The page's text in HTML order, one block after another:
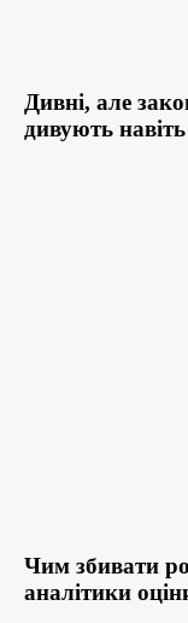
Дивні, але
дивують
Чим збивати
аналітики